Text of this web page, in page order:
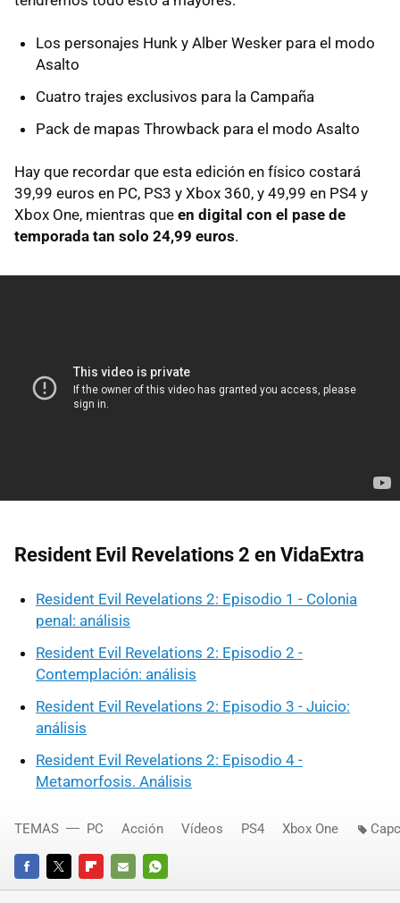
Los personajes Hunk y Alber Wesker para el modo
Asalto
Cuatro trajes exclusivos para la Campaña
Pack de mapas Throwback para el modo Asalto
Hay que recordar que esta edición en físico costará
39,99 euros en PC, PS3 y Xbox 360, y 49,99 en PS4 y
Xbox One, mientras que en digital con el pase de
temporada tan solo 24,99 euros.
Resident Evil Revelations 2 en VidaExtra
Resident Evil Revelations 2: Episodio 1 - Colonia
penal: análisis
Resident Evil Revelations 2: Episodio 2 -
Contemplación: análisis
Resident Evil Revelations 2: Episodio 3 - Juicio:
análisis
Resident Evil Revelations 2: Episodio 4 -
Metamorfosis. Análisis
FACEBOOKTWITTERFLIPBOARD
E- WHATSAPP
TEMAS PC Acción Vídeos PS4 Xbox One